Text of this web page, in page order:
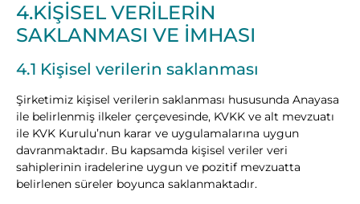
4.KİŞİSEL VERİLERİN
SAKLANMASI VE İMHASI
4.1 Kişisel verilerin saklanması
Şirketimiz kişisel verilerin saklanması hususunda Anayasa
ile belirlenmiş ilkeler çerçevesinde, KVKK ve alt mevzuatı
ile KVK Kurulu’nun karar ve uygulamalarına uygun
davranmaktadır. Bu kapsamda kişisel veriler veri
sahiplerinin iradelerine uygun ve pozitif mevzuatta
belirlenen süreler boyunca saklanmaktadır.